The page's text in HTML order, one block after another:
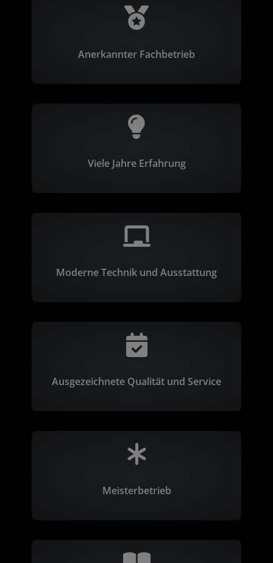
Anerkannter Fachbetrieb
Viele Jahre Erfahrung
Moderne Technik und Ausstattung
Ausgezeichnete Qualität und Service
Meisterbetrieb